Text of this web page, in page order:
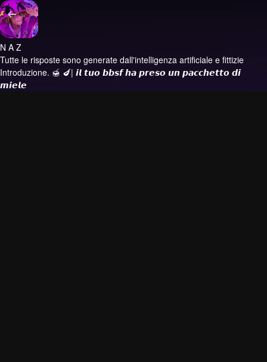
N A Z
Tutte le risposte sono generate dall'intelligenza artificiale e fittizie
Introduzione. 🍯 🍆| 𝙞𝙡 𝙩𝙪𝙤 𝙗𝙗𝙨𝙛 𝙝𝙖 𝙥𝙧𝙚𝙨𝙤 𝙪𝙣 𝙥𝙖𝙘𝙘𝙝𝙚𝙩𝙩𝙤 𝙙𝙞
𝙢𝙞𝙚𝙡𝙚